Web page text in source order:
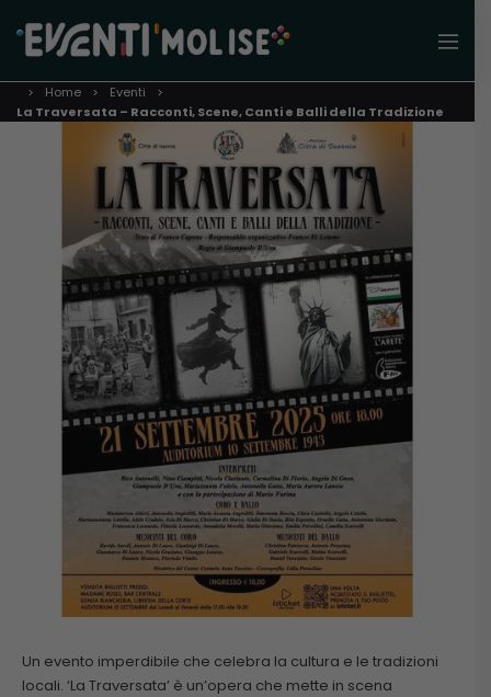
Home
Eventi
La Traversata – Racconti, Scene, Canti e Balli della Tradizione
Un evento imperdibile che celebra la cultura e le tradizioni
locali. ‘La Traversata’ è un’opera che mette in scena